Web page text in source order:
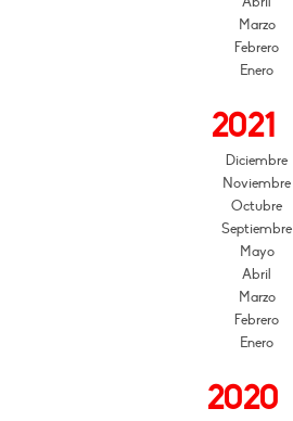
Marzo
Febrero
Enero
2021
Diciembre
Noviembre
Octubre
Septiembre
Mayo
Abril
Marzo
Febrero
Enero
2020